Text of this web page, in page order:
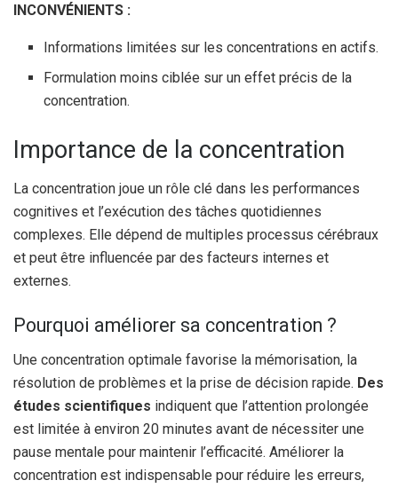
INCONVÉNIENTS :
Informations limitées sur les concentrations en actifs.
Formulation moins ciblée sur un effet précis de la
concentration.
Importance de la concentration
La concentration joue un rôle clé dans les performances
cognitives et l’exécution des tâches quotidiennes
complexes. Elle dépend de multiples processus cérébraux
et peut être influencée par des facteurs internes et
externes.
Pourquoi améliorer sa concentration ?
Une concentration optimale favorise la mémorisation, la
résolution de problèmes et la prise de décision rapide. Des
études scientifiques indiquent que l’attention prolongée
est limitée à environ 20 minutes avant de nécessiter une
pause mentale pour maintenir l’efficacité. Améliorer la
concentration est indispensable pour réduire les erreurs,